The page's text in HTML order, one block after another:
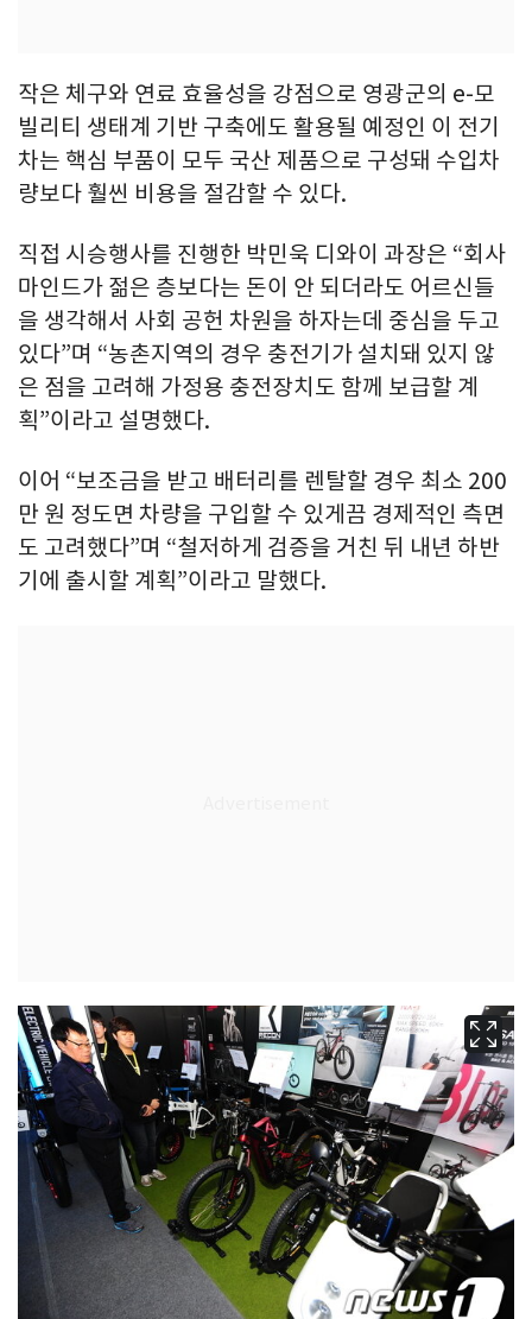
작은 체구와 연료 효율성을 강점으로 영광군의 e-모
빌리티 생태계 기반 구축에도 활용될 예정인 이 전기
차는 핵심 부품이 모두 국산 제품으로 구성돼 수입차
량보다 훨씬 비용을 절감할 수 있다.
직접 시승행사를 진행한 박민욱 디와이 과장은 “회사
마인드가 젊은 층보다는 돈이 안 되더라도 어르신들
을 생각해서 사회 공헌 차원을 하자는데 중심을 두고
있다”며 “농촌지역의 경우 충전기가 설치돼 있지 않
은 점을 고려해 가정용 충전장치도 함께 보급할 계
획”이라고 설명했다.
이어 “보조금을 받고 배터리를 렌탈할 경우 최소 200
만 원 정도면 차량을 구입할 수 있게끔 경제적인 측면
도 고려했다”며 “철저하게 검증을 거친 뒤 내년 하반
기에 출시할 계획”이라고 말했다.